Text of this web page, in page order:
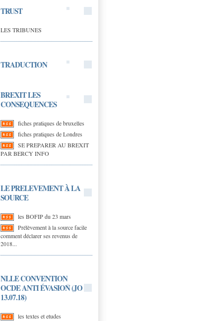
TRUST
LES TRIBUNES
TRADUCTION
BREXIT LES
CONSEQUENCES
fiches pratiques de bruxelles
fiches pratiques de Londres
SE PREPARER AU BREXIT
PAR BERCY INFO
LE PRELEVEMENT À LA
SOURCE
les BOFIP du 23 mars
Prélèvement à la source facile
comment déclarer ses revenus de
2018...
NLLE CONVENTION
OCDE ANTI ÉVASION (JO
13.07.18)
les textes et etudes